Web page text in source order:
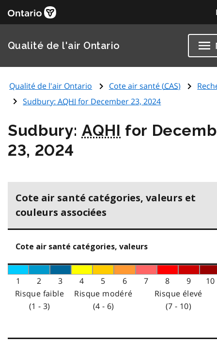
Qualité de l'air Ontario
Qualité de l'air Ontario Cote air santé (CAS)
Sudbury:AQHI for December 23, 2024
Sudbury: AQHI for
23, 2024
Cote air santé catégories, valeurs et
couleurs associées
Cote air santé catégories, valeurs
1 2 3 4 5 6 7 8 9
10
Risque faible
(1 - 3)
Risque modéré
(4 - 6)
Risque élevé
(7 - 10)